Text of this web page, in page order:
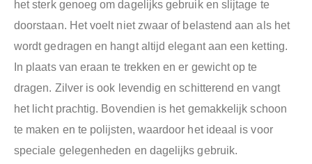
het sterk genoeg om dagelijks gebruik en slijtage te
doorstaan. Het voelt niet zwaar of belastend aan als het
wordt gedragen en hangt altijd elegant aan een ketting.
In plaats van eraan te trekken en er gewicht op te
dragen. Zilver is ook levendig en schitterend en vangt
het licht prachtig. Bovendien is het gemakkelijk schoon
te maken en te polijsten, waardoor het ideaal is voor
speciale gelegenheden en dagelijks gebruik.